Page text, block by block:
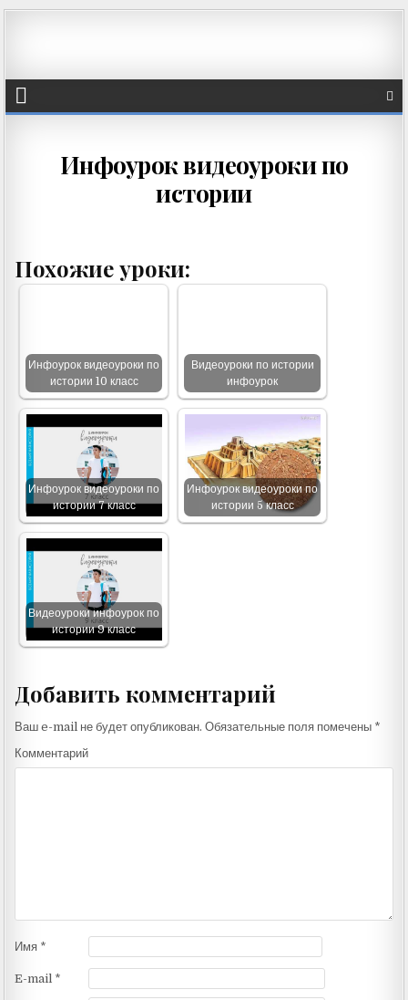
Инфоурок видеоуроки по
истории
Похожие уроки:
Инфоурок видеоуроки по
истории 10 класс
Видеоуроки по истории
инфоурок
Инфоурок видеоуроки по
истории 7 класс
Инфоурок видеоуроки по
истории 5 класс
Видеоуроки инфоурок по
истории 9 класс
Добавить комментарий
Ваш e-mail не будет опубликован. Обязательные поля помечены *
Комментарий
Имя *
E-mail *